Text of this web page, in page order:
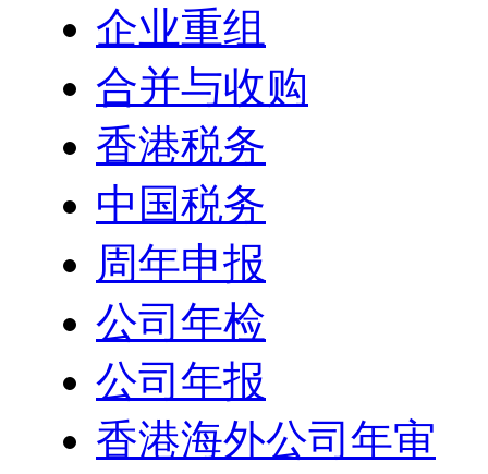
企业重组
合并与收购
香港税务
中国税务
周年申报
公司年检
公司年报
香港海外公司年审